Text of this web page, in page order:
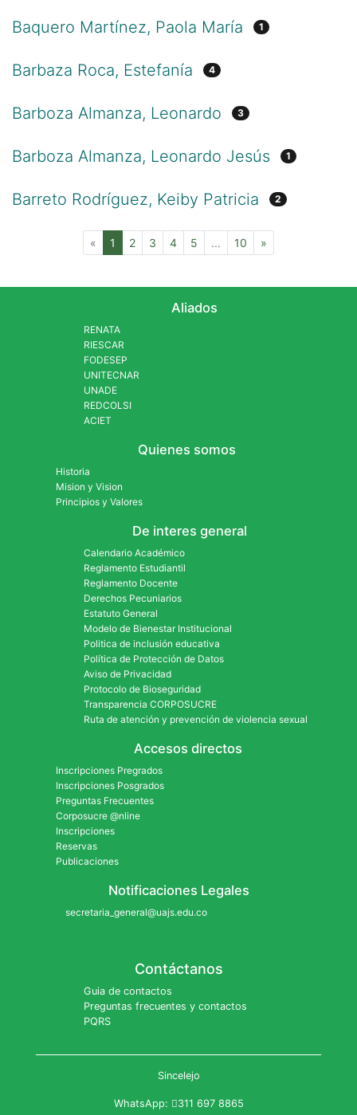
Baquero Martínez, Paola María 1
Barbaza Roca, Estefanía 4
Barboza Almanza, Leonardo 3
Barboza Almanza, Leonardo Jesús 1
Barreto Rodríguez, Keiby Patricia 2
« 1 (current)
2 3 4 5 ... 10 »
Aliados
RENATA
RIESCAR
FODESEP
UNITECNAR
UNADE
REDCOLSI
ACIET
Quienes somos
Historia
Mision y Vision
Principios y Valores
De interes general
Calendario Académico
Reglamento Estudiantil
Reglamento Docente
Derechos Pecuniarios
Estatuto General
Modelo de Bienestar Institucional
Politica de inclusión educativa
Política de Protección de Datos
Aviso de Privacidad
Protocolo de Bioseguridad
Transparencia CORPOSUCRE
Ruta de atención y prevención de violencia sexual
Accesos directos
Inscripciones Pregrados
Inscripciones Posgrados
Preguntas Frecuentes
Corposucre @nline
Inscripciones
Reservas
Publicaciones
Notificaciones Legales
secretaria_general@uajs.edu.co
Contáctanos
Guia de contactos
Preguntas frecuentes y contactos
PQRS
Sincelejo
WhatsApp: 311 697 8865